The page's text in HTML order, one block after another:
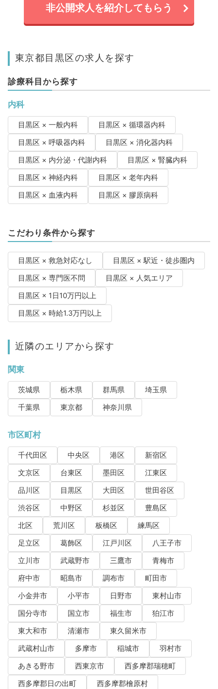
非公開求人を紹介してもらう
東京都目黒区の求人を探す
診療科目から探す
内科
目黒区 × 一般内科
目黒区 × 循環器内科
目黒区 × 呼吸器内科
目黒区 × 消化器内科
目黒区 × 内分泌・代謝内科
目黒区 × 腎臓内科
目黒区 × 神経内科
目黒区 × 老年内科
目黒区 × 血液内科
目黒区 × 膠原病科
こだわり条件から探す
目黒区 × 救急対応なし
目黒区 × 駅近・徒歩圏内
目黒区 × 専門医不問
目黒区 × 人気エリア
目黒区 × 1日10万円以上
目黒区 × 時給1.3万円以上
近隣のエリアから探す
関東
茨城県 栃木県 群馬県
埼玉県
千葉県
東京都 神奈川県
市区町村
千代田区 中央区 港区
新宿区
文京区
台東区 墨田区
江東区
品川区
目黒区 大田区
世田谷区
渋谷区
中野区 杉並区
豊島区
北区
荒川区 板橋区
練馬区
足立区
葛飾区 江戸川区
八王子市
立川市
武蔵野市 三鷹市
青梅市
府中市
昭島市 調布市
町田市
小金井市
小平市 日野市
東村山市
国分寺市
国立市 福生市
狛江市
東大和市
清瀬市
東久留米市
武蔵村山市
多摩市 稲城市
羽村市
あきる野市
西東京市
西多摩郡瑞穂町
西多摩郡日の出町
西多摩郡檜原村